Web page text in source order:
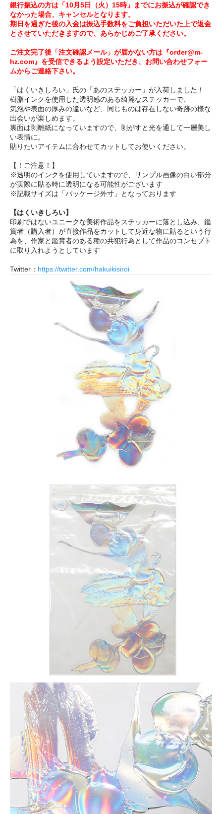
銀行振込の方は「10月5日（火）15時」までにお振込が確認でき
なかった場合、キャンセルとなります。
期日を過ぎた後の入金は振込手数料をご負担いただいた上で返金
とさせていただきますので、あらかじめご了承ください。
ご注文完了後「注文確認メール」が届かない方は『order@m-
hz.com』を受信できるよう設定いただき、お問い合わせフォー
ムからご連絡下さい。
「はくいきしろい」氏の「あのステッカー」が入荷しました！
樹脂インクを使用した透明感のある綺麗なステッカーで、
気泡や表面の厚みの違いなど、同じものは存在しない奇跡の様な
出会いが楽しめます。
裏面は剥離紙になっていますので、剥がすと光を通して一層美し
い表情に。
貼りたいアイテムに合わせてカットしてお使いください。
【！ご注意！】
※透明のインクを使用していますので、サンプル画像の白い部分
が実際に貼る時に透明になる可能性がございます
※記載サイズは「パッケージ外寸」となっております
【はくいきしろい】
印刷ではないユニークな美術作品をステッカーに落とし込み、鑑
賞者（購入者）が直接作品をカットして身近な物に貼るという行
為を、作家と鑑賞者のある種の共犯行為として作品のコンセプト
に取り入れようとしています
Twitter： https://twitter.com/hakuikisiroi